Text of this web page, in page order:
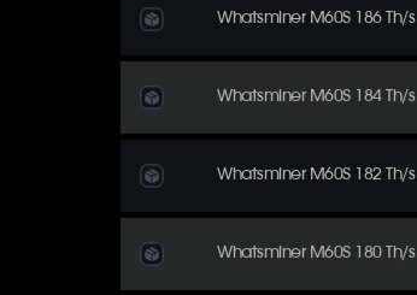
Whatsminer M60S 186 Th/s
Whatsminer M60S 184 Th/s
Whatsminer M60S 182 Th/s
Whatsminer M60S 180 Th/s